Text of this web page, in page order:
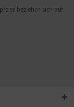
beziehen sich auf